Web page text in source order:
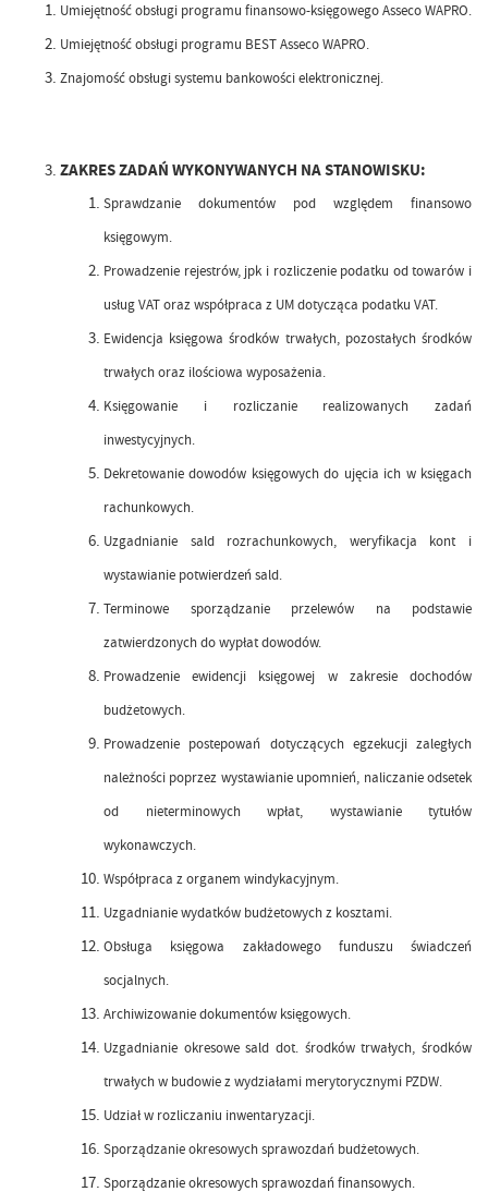
Umiejętność obsługi programu finansowo-księgowego Asseco WAPRO.
Umiejętność obsługi programu BEST Asseco WAPRO.
Znajomość obsługi systemu bankowości elektronicznej.
ZAKRES ZADAŃ WYKONYWANYCH NA STANOWISKU:
Sprawdzanie dokumentów pod względem finansowo
księgowym.
Prowadzenie rejestrów, jpk i rozliczenie podatku od towarów i
usług VAT oraz współpraca z UM dotycząca podatku VAT.
Ewidencja księgowa środków trwałych, pozostałych środków
trwałych oraz ilościowa wyposażenia.
Księgowanie i rozliczanie realizowanych zadań
inwestycyjnych.
Dekretowanie dowodów księgowych do ujęcia ich w księgach
rachunkowych.
Uzgadnianie sald rozrachunkowych, weryfikacja kont i
wystawianie potwierdzeń sald.
Terminowe sporządzanie przelewów na podstawie
zatwierdzonych do wypłat dowodów.
Prowadzenie ewidencji księgowej w zakresie dochodów
budżetowych.
Prowadzenie postepowań dotyczących egzekucji zaległych
należności poprzez wystawianie upomnień, naliczanie odsetek
od nieterminowych wpłat, wystawianie tytułów
wykonawczych.
Współpraca z organem windykacyjnym.
Uzgadnianie wydatków budżetowych z kosztami.
Obsługa księgowa zakładowego funduszu świadczeń
socjalnych.
Archiwizowanie dokumentów księgowych.
Uzgadnianie okresowe sald dot. środków trwałych, środków
trwałych w budowie z wydziałami merytorycznymi PZDW.
Udział w rozliczaniu inwentaryzacji.
Sporządzanie okresowych sprawozdań budżetowych.
Sporządzanie okresowych sprawozdań finansowych.